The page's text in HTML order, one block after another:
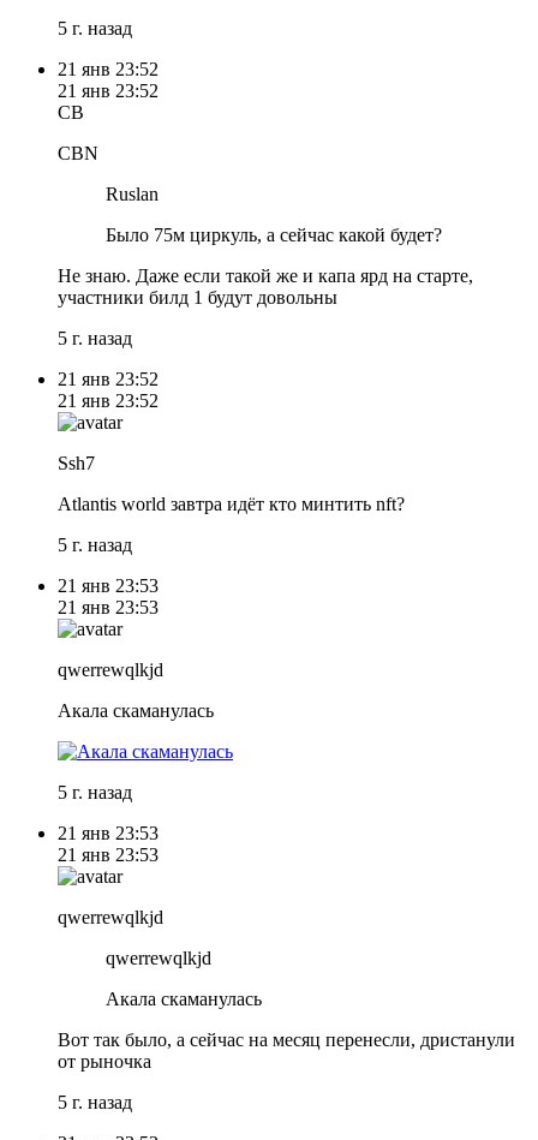
5 г. назад
21 янв 23:52
21 янв 23:52
CB
CBN
Ruslan
Было 75м циркуль, а сейчас какой будет?
Не знаю. Даже если такой же и капа ярд на старте,
участники билд 1 будут довольны
5 г. назад
21 янв 23:52
21 янв 23:52
Ssh7
Atlantis world завтра идёт кто минтить nft?
5 г. назад
21 янв 23:53
21 янв 23:53
qwerrewqlkjd
Акала скаманулась
5 г. назад
21 янв 23:53
21 янв 23:53
qwerrewqlkjd
qwerrewqlkjd
Акала скаманулась
Вот так было, а сейчас на месяц перенесли, дристанули
от рыночка
5 г. назад